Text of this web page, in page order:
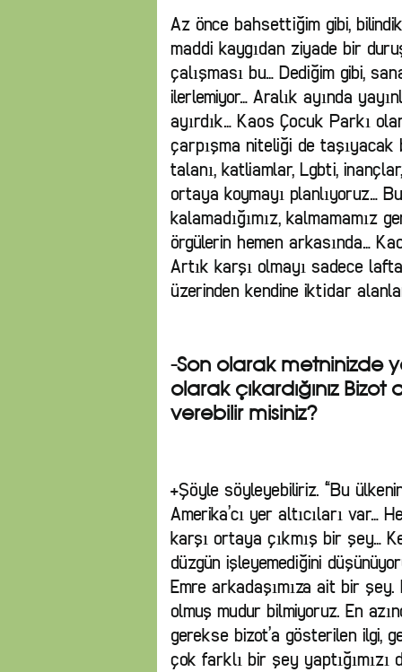
Az önce bahsettiğim gibi,
maddi kaygıdan ziyade bir
çalışması bu… Dediğim gibi,
ilerlemiyor… Aralık ayında
ayırdık… Kaos Çocuk Parkı
çarpışma niteliği de taşıyacak
talanı, katliamlar, Lgbti,
ortaya koymayı planlıyoruz…
kalamadığımız, kalmamamız
örgülerin hemen arkasında…
Artık karşı olmayı sadece
üzerinden kendine iktidar
-Son olarak metninizde
olarak çıkardığınız
verebilir misiniz?
+Şöyle söyleyebiliriz. “Bu
Amerika’cı yer altıcıları var…
karşı ortaya çıkmış bir şey…
düzgün işleyemediğini
Emre arkadaşımıza ait bir
olmuş mudur bilmiyoruz. En
gerekse bizot’a gösterilen ilgi,
çok farklı bir şey yaptığımızı